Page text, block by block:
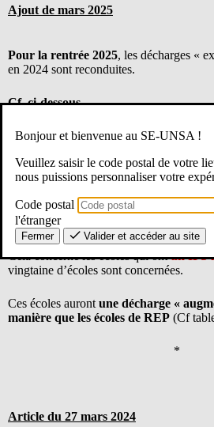
Ajout de mars 2025
Pour la rentrée 2025, les décharges «
en 2024 sont reconduites.
Cf. ci-dessous…
Ajout du 3 juin 2024
Au groupe de travail sur la carte
annoncé des (petites) décharges de
Cela concerne les écoles qui ontun IPS
vingtaine d’écoles sont concernées.
Ces écoles auront une décharge «
manière que les écoles de REP (Cf
*
Article du 27 mars 2024
Bonjour et bienvenue au SE-UNSA !
Veuillez saisir le code postal de votre
nous puissions personnaliser votre
Code postal
l'étranger
Fermer Valider et accéder au site